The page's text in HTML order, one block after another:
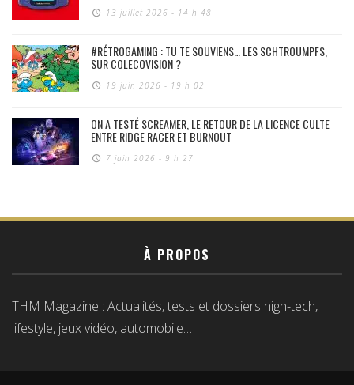
13 juillet 2026 - 14 h 48
#RÉTROGAMING : TU TE SOUVIENS… LES SCHTROUMPFS,
SUR COLECOVISION ?
19 juin 2026 - 19 h 02
ON A TESTÉ SCREAMER, LE RETOUR DE LA LICENCE CULTE
ENTRE RIDGE RACER ET BURNOUT
7 juin 2026 - 9 h 27
À PROPOS
THM Magazine : Actualités, tests et dossiers high-tech,
lifestyle, jeux vidéo, automobile…